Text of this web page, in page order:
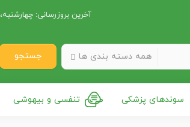
آخرین بروزرسانی: چهارشنبه، ۱۴ مرداد ۱۴۰۵
همه دسته بندی ها جستجو
سوندهای پزشکی تنفسی و بیهوشی